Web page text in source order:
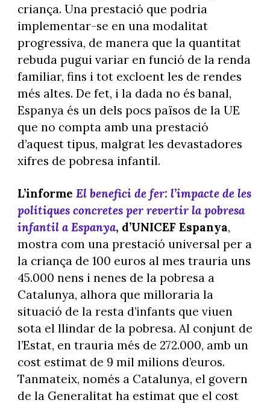
criança. Una prestació que podria
implementar-se en una modalitat
progressiva, de manera que la quantitat
rebuda pugui variar en funció de la renda
familiar, fins i tot excloent les de rendes
més altes. De fet, i la dada no és banal,
Espanya és un dels pocs països de la UE
que no compta amb una prestació
d’aquest tipus, malgrat les devastadores
xifres de pobresa infantil.
L’informe El benefici de fer: l’impacte de les
polítiques concretes per revertir la pobresa
infantil a Espanya, d’UNICEF Espanya,
mostra com una prestació universal per a
la criança de 100 euros al mes trauria uns
45.000 nens i nenes de la pobresa a
Catalunya, alhora que milloraria la
situació de la resta d’infants que viuen
sota el llindar de la pobresa. Al conjunt de
l’Estat, en trauria més de 272.000, amb un
cost estimat de 9 mil milions d’euros.
Tanmateix, només a Catalunya, el govern
de la Generalitat ha estimat que el cost